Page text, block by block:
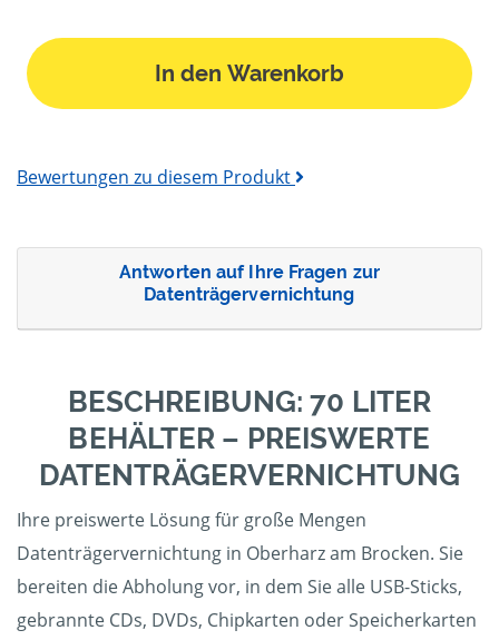
In den Warenkorb
Bewertungen zu diesem Produkt
Antworten auf Ihre Fragen zur
Datenträgervernichtung
BESCHREIBUNG: 70 LITER
BEHÄLTER – PREISWERTE
DATENTRÄGERVERNICHTUNG
Ihre preiswerte Lösung für große Mengen
Datenträgervernichtung in Oberharz am Brocken. Sie
bereiten die Abholung vor, in dem Sie alle USB-Sticks,
gebrannte CDs, DVDs, Chipkarten oder Speicherkarten